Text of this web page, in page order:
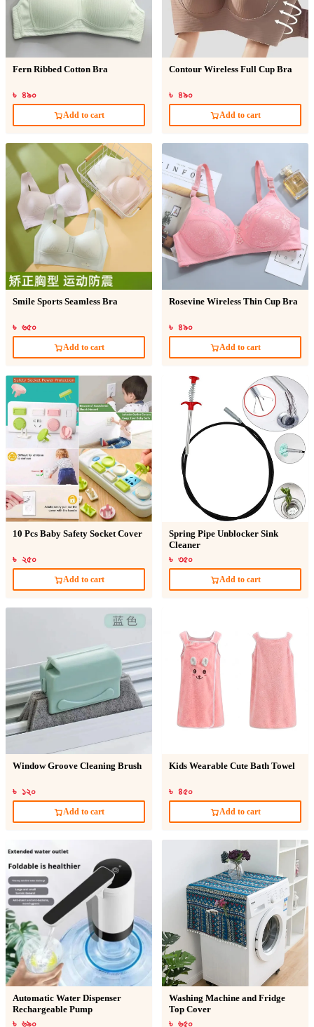
Fern Ribbed Cotton Bra
৳ ৪৯০
Add to cart
Contour Wireless Full Cup Bra
৳ ৪৯০
Add to cart
Smile Sports Seamless Bra
৳ ৬৫০
Add to cart
Rosevine Wireless Thin Cup Bra
৳ ৪৯০
Add to cart
10 Pcs Baby Safety Socket Cover
৳ ২৫০
Add to cart
Spring Pipe Unblocker Sink
Cleaner
৳ ৩৫০
Add to cart
Window Groove Cleaning Brush
৳ ১২০
Add to cart
Kids Wearable Cute Bath Towel
৳ ৪৫০
Add to cart
Automatic Water Dispenser
Rechargeable Pump
৳ ৬৯০
Washing Machine and Fridge
Top Cover
৳ ৬৫০